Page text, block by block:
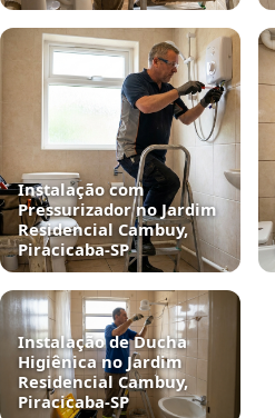
Instalação com
Pressurizador no Jardim
Residencial Cambuy,
Piracicaba‑SP
Instalação de Ducha
Higiênica no Jardim
Residencial Cambuy,
Piracicaba‑SP